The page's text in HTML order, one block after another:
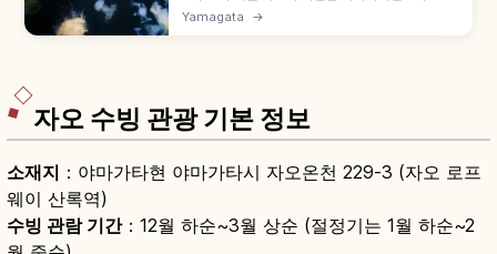
시의 해파리 전시 수족관으로, '해파리 드림관' 애칭
으로 사랑받습니다. 대형 수조 '해파리 드림 시어터',
Yamagata →
자오 수빙 관광 기본 정보
소재지 ：야마가타현 야마가타시 자오온천 229-3 (자오 로프
웨이 산록역)
수빙 관람 기간：12월 하순~3월 상순 (절정기는 1월 하순~2